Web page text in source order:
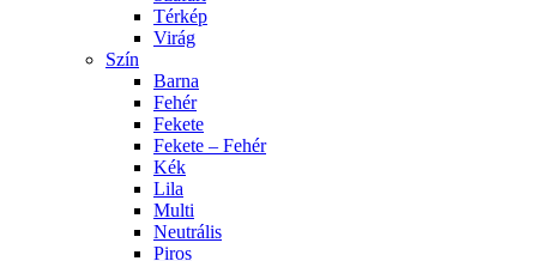
Térkép
Virág
Szín
Barna
Fehér
Fekete
Fekete – Fehér
Kék
Lila
Multi
Neutrális
Piros